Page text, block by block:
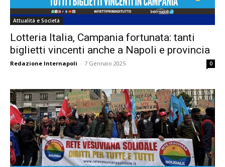
Attualità e Società
Lotteria Italia, Campania fortunata: tanti
biglietti vincenti anche a Napoli e provincia
Redazione Internapoli - 7 Gennaio 2025 0